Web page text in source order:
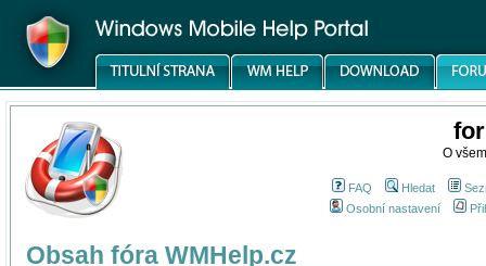
O
FAQ Hledat
Osobní nastavení
Obsah fóra WMHelp.cz